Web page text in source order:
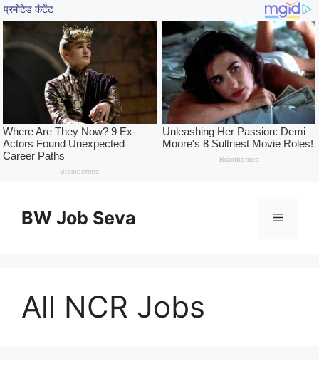
contentBW Job Seva Menu
All NCR Jobs